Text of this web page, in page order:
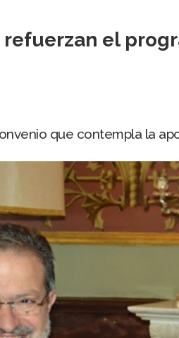
el
que contempla la